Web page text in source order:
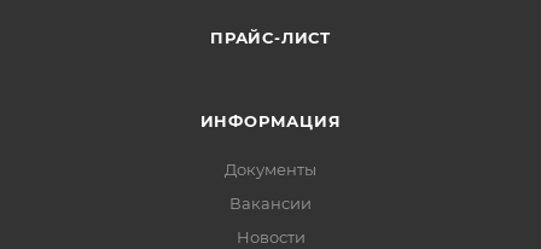
ПРАЙС-ЛИСТ
ИНФОРМАЦИЯ
Документы
Вакансии
Новости